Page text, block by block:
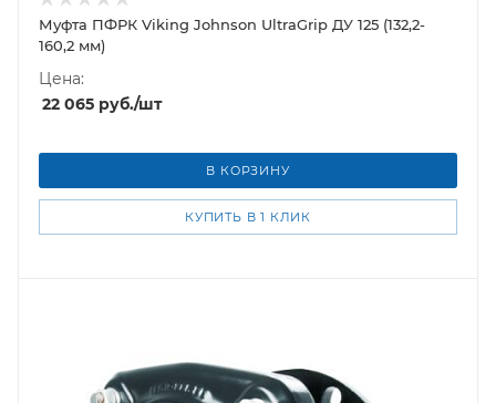
Муфта ПФРК Viking Johnson UltraGrip ДУ 125 (132,2-
160,2 мм)
Цена:
22 065 руб./шт
В КОРЗИНУ
КУПИТЬ В 1 КЛИК